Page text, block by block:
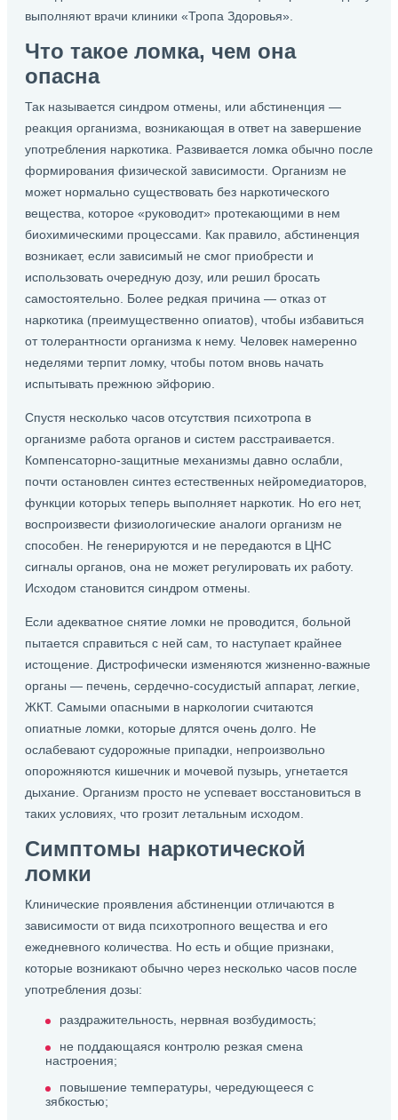
выполняют врачи клиники «Тропа Здоровья».
Что такое ломка, чем она
опасна
Так называется синдром отмены, или абстиненция —
реакция организма, возникающая в ответ на завершение
употребления наркотика. Развивается ломка обычно после
формирования физической зависимости. Организм не
может нормально существовать без наркотического
вещества, которое «руководит» протекающими в нем
биохимическими процессами. Как правило, абстиненция
возникает, если зависимый не смог приобрести и
использовать очередную дозу, или решил бросать
самостоятельно. Более редкая причина — отказ от
наркотика (преимущественно опиатов), чтобы избавиться
от толерантности организма к нему. Человек намеренно
неделями терпит ломку, чтобы потом вновь начать
испытывать прежнюю эйфорию.
Спустя несколько часов отсутствия психотропа в
организме работа органов и систем расстраивается.
Компенсаторно-защитные механизмы давно ослабли,
почти остановлен синтез естественных нейромедиаторов,
функции которых теперь выполняет наркотик. Но его нет,
воспроизвести физиологические аналоги организм не
способен. Не генерируются и не передаются в ЦНС
сигналы органов, она не может регулировать их работу.
Исходом становится синдром отмены.
Если адекватное снятие ломки не проводится, больной
пытается справиться с ней сам, то наступает крайнее
истощение. Дистрофически изменяются жизненно-важные
органы — печень, сердечно-сосудистый аппарат, легкие,
ЖКТ. Самыми опасными в наркологии считаются
опиатные ломки, которые длятся очень долго. Не
ослабевают судорожные припадки, непроизвольно
опорожняются кишечник и мочевой пузырь, угнетается
дыхание. Организм просто не успевает восстановиться в
таких условиях, что грозит летальным исходом.
Симптомы наркотической
ломки
Клинические проявления абстиненции отличаются в
зависимости от вида психотропного вещества и его
ежедневного количества. Но есть и общие признаки,
которые возникают обычно через несколько часов после
употребления дозы:
раздражительность, нервная возбудимость;
не поддающаяся контролю резкая смена
настроения;
повышение температуры, чередующееся с
зябкостью;